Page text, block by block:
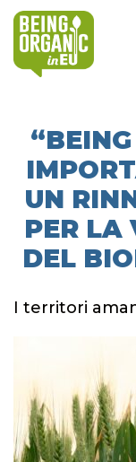
UN
PER LA
DEL
I territori